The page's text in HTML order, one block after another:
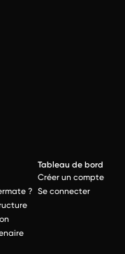
?
Tableau de bord
Créer un compte
Se connecter